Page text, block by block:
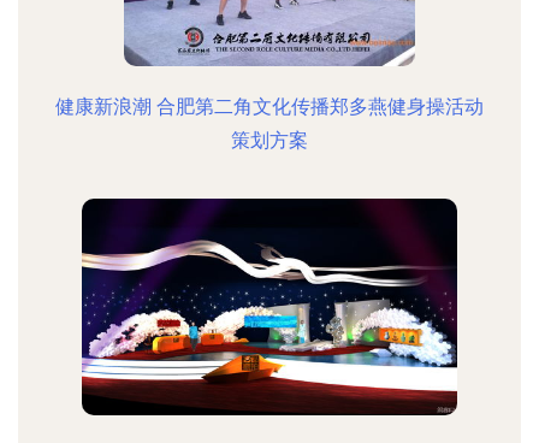
健康新浪潮 合肥第二角文化传播郑多燕健身操活动
策划方案